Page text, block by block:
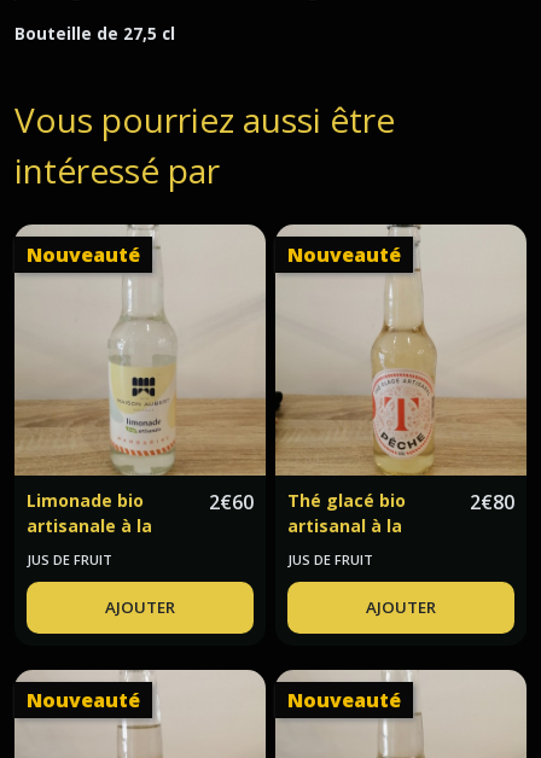
Bouteille de 27,5 cl
Vous pourriez aussi être
intéressé par
Nouveauté
Limonade bio
artisanale à la
mandarine Maison
2€60
JUS DE FRUIT
AJOUTER
Nouveauté
Thé glacé bio
artisanal à la
pêche Maison
2€80
JUS DE FRUIT
AJOUTER
Nouveauté Nouveauté